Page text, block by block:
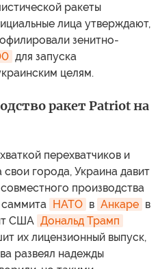
ракеты
лица утверждают,
зенитно-
для запуска
целям.
ракет Patriot на
перехватчиков и
города, Украина давит
производства
НАТО в Анкаре в
США Дональд Трамп
их лицензионный выпуск,
развеял надежды